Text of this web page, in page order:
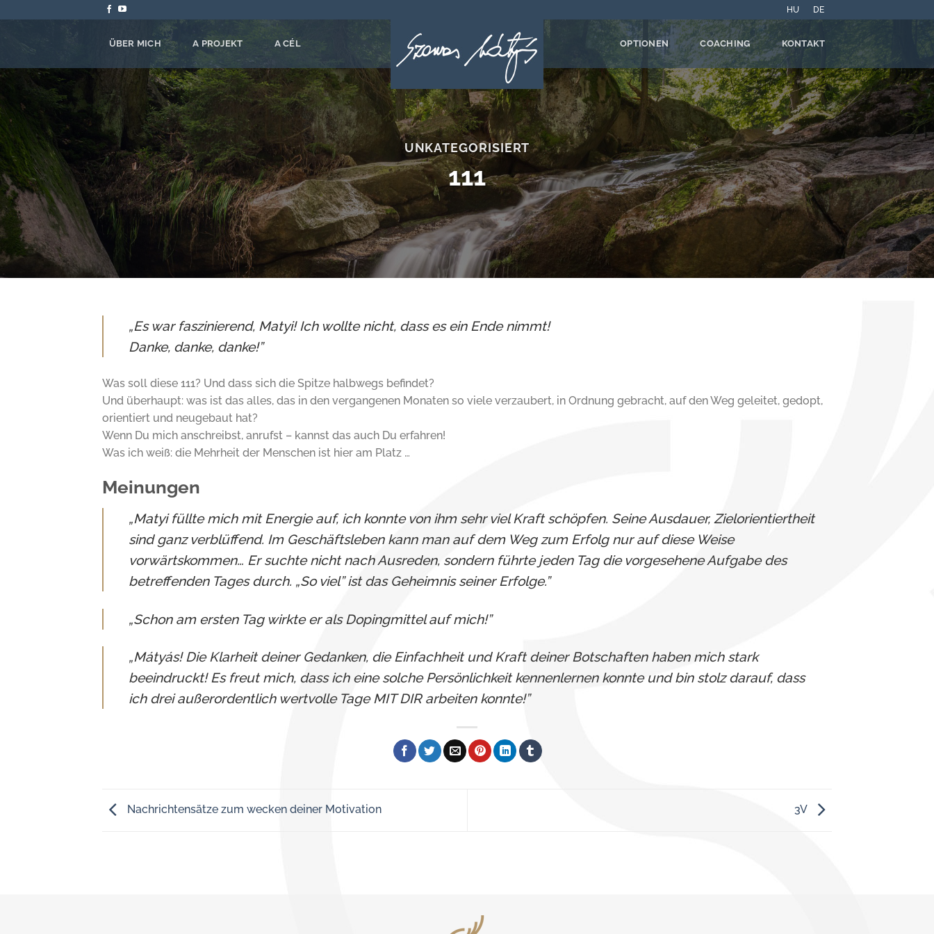
HU DE
ÜBER MICH A PROJEKT A CÉL OPTIONEN COACHING KONTAKT
UNKATEGORISIERT
111
„Es war faszinierend, Matyi! Ich wollte nicht, dass es ein Ende nimmt!
Danke, danke, danke!”
Was soll diese 111? Und dass sich die Spitze halbwegs befindet?
Und überhaupt: was ist das alles, das in den vergangenen Monaten so viele verzaubert, in Ordnung gebracht, auf den Weg geleitet, gedopt,
orientiert und neugebaut hat?
Wenn Du mich anschreibst, anrufst – kannst das auch Du erfahren!
Was ich weiß: die Mehrheit der Menschen ist hier am Platz …
Meinungen
„Matyi füllte mich mit Energie auf, ich konnte von ihm sehr viel Kraft schöpfen. Seine Ausdauer, Zielorientiertheit
sind ganz verblüffend. Im Geschäftsleben kann man auf dem Weg zum Erfolg nur auf diese Weise
vorwärtskommen… Er suchte nicht nach Ausreden, sondern führte jeden Tag die vorgesehene Aufgabe des
betreffenden Tages durch. „So viel” ist das Geheimnis seiner Erfolge.”
„Schon am ersten Tag wirkte er als Dopingmittel auf mich!”
„Mátyás! Die Klarheit deiner Gedanken, die Einfachheit und Kraft deiner Botschaften haben mich stark
beeindruckt! Es freut mich, dass ich eine solche Persönlichkeit kennenlernen konnte und bin stolz darauf, dass
ich drei außerordentlich wertvolle Tage MIT DIR arbeiten konnte!”
Nachrichtensätze zum wecken deiner Motivation 3V